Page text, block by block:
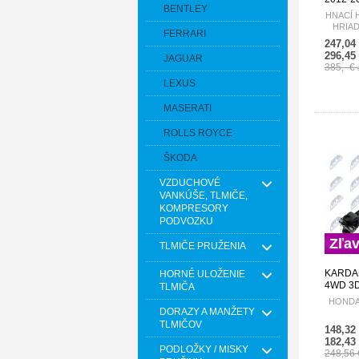
BENTLEY
FERRARI
JAGUAR
LEXUS
MASERATI
ROLLS ROYCE
ŠKODA
VZDUCHOVÉ
VANKÚŠE, TLMIČE,
KOMPRESORY
PODVOZKU
TLMIČE PRUŽENIA
HORNÉ ULOŽENIE
TLMIČA
DORAZY A MANŽETY
TLMIČOV
PODLOŽKY / MISKY
A01
HNACÍ
CRV IV
247,04
296,45
385,- €
4WD
S2H-
148,32
182,43
248,56